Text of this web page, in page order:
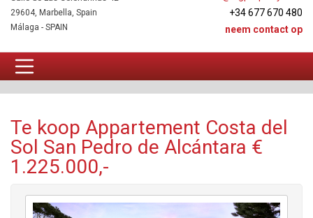
+34 677 670 480
neem contact op
29604, Marbella, Spain
Málaga - SPAIN
Te koop Appartement Costa del
Sol San Pedro de Alcántara €
1.225.000,-